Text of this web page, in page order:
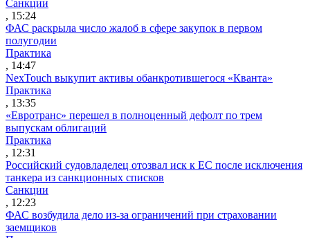
Санкции
, 15:24
ФАС раскрыла число жалоб в сфере закупок в первом
полугодии
Практика
, 14:47
NexTouch выкупит активы обанкротившегося «Кванта»
Практика
, 13:35
«Евротранс» перешел в полноценный дефолт по трем
выпускам облигаций
Практика
, 12:31
Российский судовладелец отозвал иск к ЕС после исключения
танкера из санкционных списков
Санкции
, 12:23
ФАС возбудила дело из-за ограничений при страховании
заемщиков